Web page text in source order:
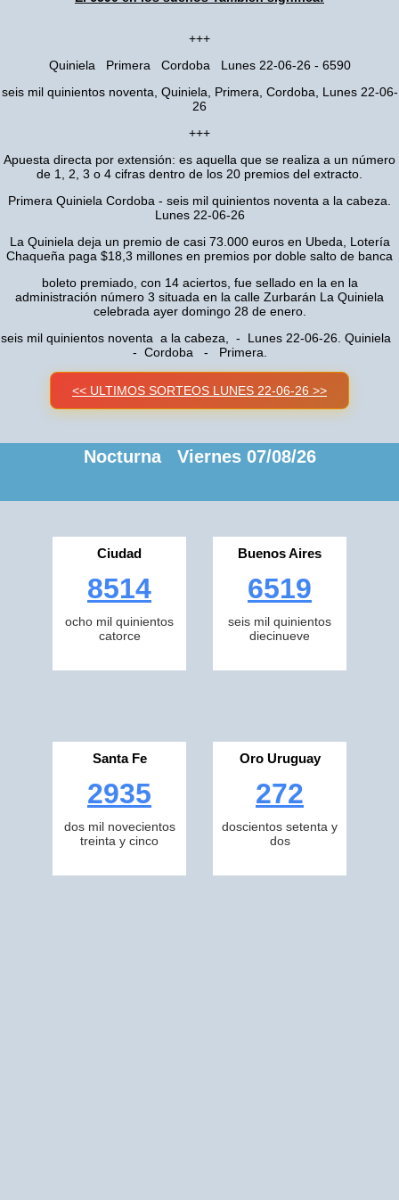
+++
Quiniela Primera Cordoba Lunes 22-06-26 - 6590
seis mil quinientos noventa, Quiniela, Primera, Cordoba, Lunes 22-06-
26
+++
Apuesta directa por extensión: es aquella que se realiza a un número
de 1, 2, 3 o 4 cifras dentro de los 20 premios del extracto.
Primera Quiniela Cordoba - seis mil quinientos noventa a la cabeza.
Lunes 22-06-26
La Quiniela deja un premio de casi 73.000 euros en Ubeda, Lotería
Chaqueña paga $18,3 millones en premios por doble salto de banca
boleto premiado, con 14 aciertos, fue sellado en la en la
administración número 3 situada en la calle Zurbarán La Quiniela
celebrada ayer domingo 28 de enero.
seis mil quinientos noventa a la cabeza, - Lunes 22-06-26. Quiniela
- Cordoba - Primera.
<< ULTIMOS SORTEOS LUNES 22-06-26 >>
Nocturna Viernes 07/08/26
Ciudad
8514
ocho mil quinientos
catorce
Buenos Aires
6519
seis mil quinientos
diecinueve
Santa Fe
2935
dos mil novecientos
treinta y cinco
Oro Uruguay
272
doscientos setenta y
dos